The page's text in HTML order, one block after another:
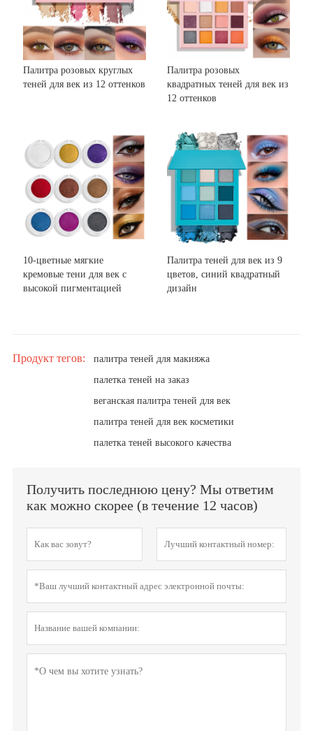
Палитра розовых круглых
теней для век из 12 оттенков
Палитра розовых
квадратных теней для век из
12 оттенков
10-цветные мягкие
кремовые тени для век с
высокой пигментацией
Палитра теней для век из 9
цветов, синий квадратный
дизайн
Продукт тегов:
палитра теней для макияжа
палетка теней на заказ
веганская палитра теней для век
палитра теней для век косметики
палетка теней высокого качества
Получить последнюю цену? Мы ответим
как можно скорее (в течение 12 часов)